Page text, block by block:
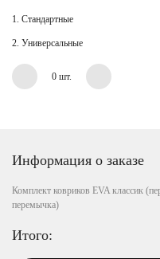
1. Стандартные
2. Универсальные
0 шт.
Информация о заказе
Комплект ковриков EVA классик
перемычка)
Итого: